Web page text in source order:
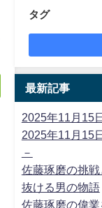
タグ
最新記事
2025年11月15
2025年11月15
－
佐藤琢磨の挑
抜ける男の物語
佐藤琢磨の偉